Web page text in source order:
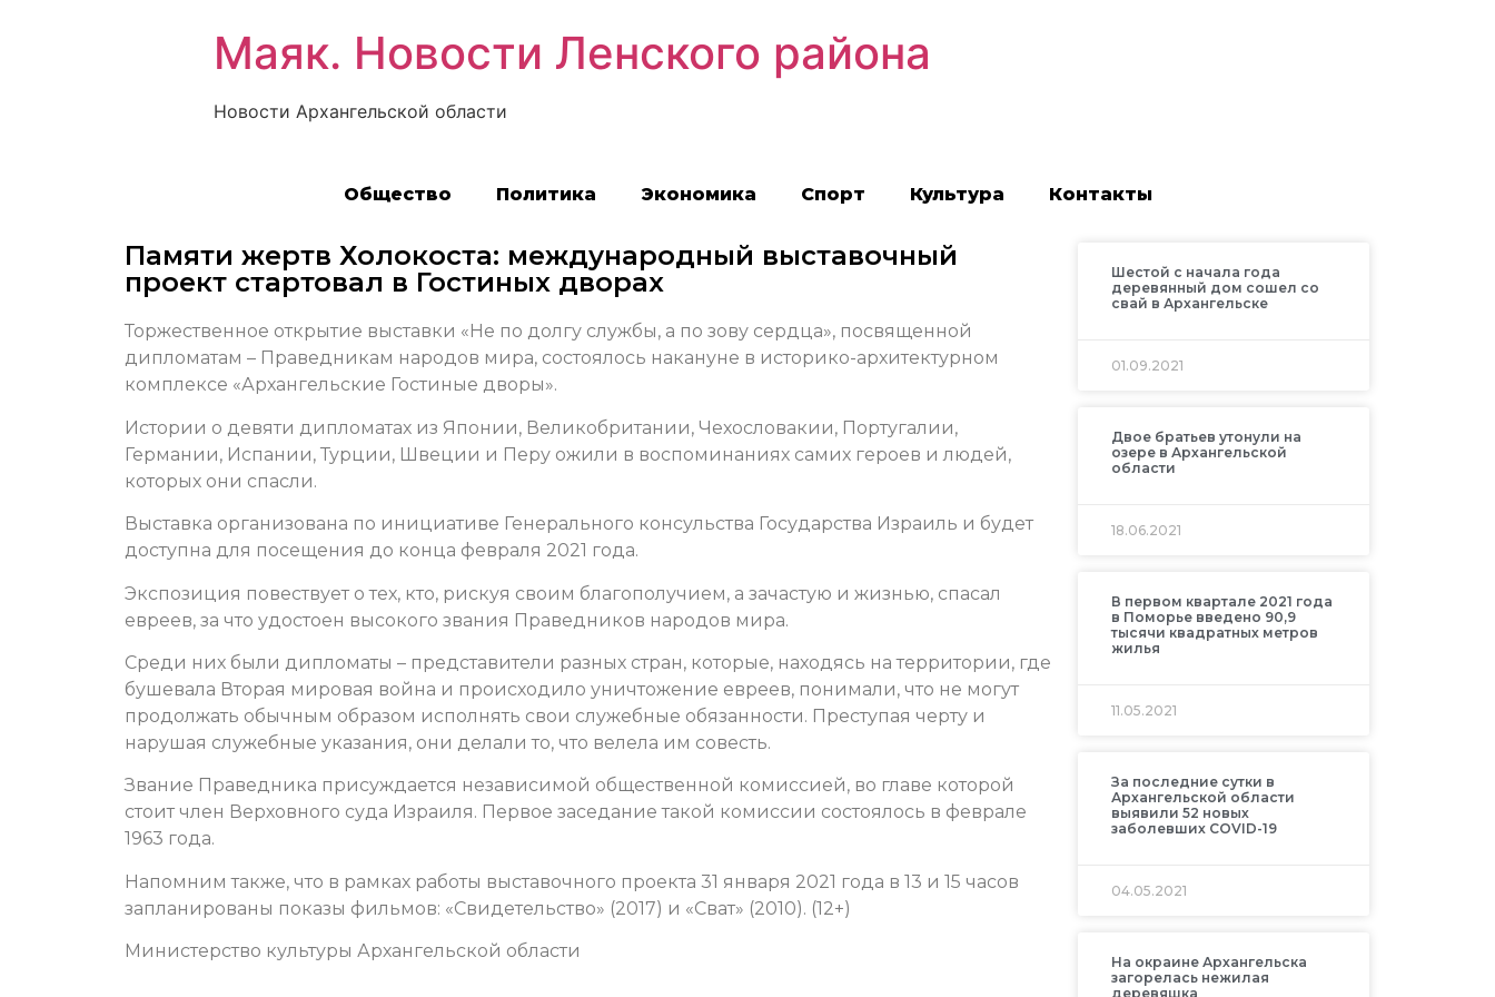
Маяк. Новости Ленского района
Новости Архангельской области
Общество Политика Экономика Спорт Культура Контакты
Памяти жертв Холокоста: международный выставочный
проект стартовал в Гостиных дворах
Торжественное открытие выставки «Не по долгу службы, а по зову сердца», посвященной
дипломатам – Праведникам народов мира, состоялось накануне в историко-архитектурном
комплексе «Архангельские Гостиные дворы».
Истории о девяти дипломатах из Японии, Великобритании, Чехословакии, Португалии,
Германии, Испании, Турции, Швеции и Перу ожили в воспоминаниях самих героев и людей,
которых они спасли.
Выставка организована по инициативе Генерального консульства Государства Израиль и будет
доступна для посещения до конца февраля 2021 года.
Экспозиция повествует о тех, кто, рискуя своим благополучием, а зачастую и жизнью, спасал
евреев, за что удостоен высокого звания Праведников народов мира.
Среди них были дипломаты – представители разных стран, которые, находясь на территории, где
бушевала Вторая мировая война и происходило уничтожение евреев, понимали, что не могут
продолжать обычным образом исполнять свои служебные обязанности. Преступая черту и
нарушая служебные указания, они делали то, что велела им совесть.
Звание Праведника присуждается независимой общественной комиссией, во главе которой
стоит член Верховного суда Израиля. Первое заседание такой комиссии состоялось в феврале
1963 года.
Напомним также, что в рамках работы выставочного проекта 31 января 2021 года в 13 и 15 часов
запланированы показы фильмов: «Свидетельство» (2017) и «Сват» (2010). (12+)
Министерство культуры Архангельской области
Шестой с начала года
деревянный дом сошел со
свай в Архангельске
01.09.2021
Двое братьев утонули на
озере в Архангельской
области
18.06.2021
В первом квартале 2021 года
в Поморье введено 90,9
тысячи квадратных метров
жилья
11.05.2021
За последние сутки в
Архангельской области
выявили 52 новых
заболевших COVID-19
04.05.2021
На окраине Архангельска
загорелась нежилая
деревяшка